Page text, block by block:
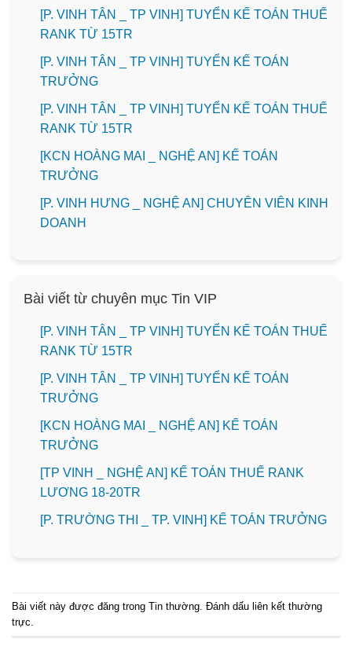
[P. VINH TÂN _ TP VINH] TUYỂN KẾ TOÁN THUẾ
RANK TỪ 15TR
[P. VINH TÂN _ TP VINH] TUYỂN KẾ TOÁN
TRƯỞNG
[P. VINH TÂN _ TP VINH] TUYỂN KẾ TOÁN THUẾ
RANK TỪ 15TR
️[KCN HOÀNG MAI _ NGHỆ AN] KẾ TOÁN
TRƯỞNG
️[P. VINH HƯNG _ NGHỆ AN] CHUYÊN VIÊN KINH
DOANH
Bài viết từ chuyên mục Tin VIP
[P. VINH TÂN _ TP VINH] TUYỂN KẾ TOÁN THUẾ
RANK TỪ 15TR
[P. VINH TÂN _ TP VINH] TUYỂN KẾ TOÁN
TRƯỞNG
️[KCN HOÀNG MAI _ NGHỆ AN] KẾ TOÁN
TRƯỞNG
[TP VINH _ NGHỆ AN] KẾ TOÁN THUẾ RANK
LƯƠNG 18-20TR
️[P. TRƯỜNG THI _ TP. VINH] KẾ TOÁN TRƯỞNG
Bài viết này được đăng trong Tin thường . Đánh dấu liên kết thường
trực